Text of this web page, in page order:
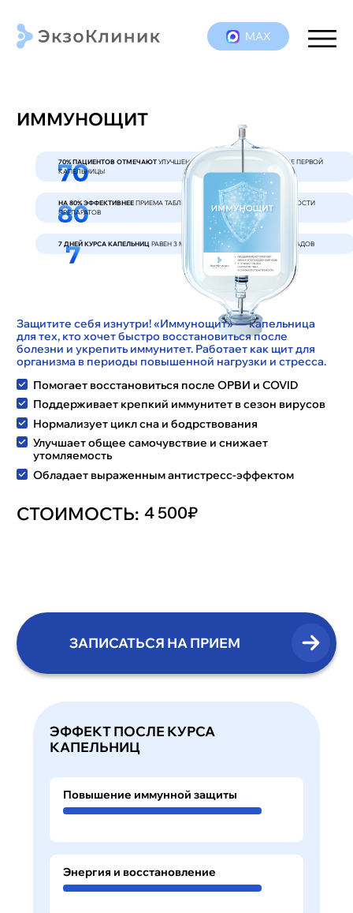
МАХ
ИММУНОЩИТ
Защитите себя изнутри! «Иммунощит» — капельница
для тех, кто хочет быстро восстановиться после
болезни и укрепить иммунитет. Работает как щит для
организма в периоды повышенной нагрузки и стресса.
Помогает восстановиться после ОРВИ и COVID
Поддерживает крепкий иммунитет в сезон вирусов
Нормализует цикл сна и бодрствования
Улучшает общее самочувствие и снижает
утомляемость
Обладает выраженным антистресс-эффектом
СТОИМОСТЬ: 4 500₽
ЗАПИСАТЬСЯ НА ПРИЕМ
70% ПАЦИЕНТОВ ОТМЕЧАЮТ УЛУЧШЕНИЕ САМОЧУВСТВИЯ УЖЕ ПОСЛЕ ПЕРВОЙ
КАПЕЛЬНИЦЫ
НА 80% ЭФФЕКТИВНЕЕ ПРИЕМА ТАБЛЕТОК ЗА СЧЕТ ВЫСОКОЙ УСВОЯЕМОСТИ
ПРЕПАРАТОВ
7 ДНЕЙ КУРСА КАПЕЛЬНИЦ РАВЕН 3 МЕСЯЦАМ ПРИЕМА ВИТАМИНОВ И БАДОВ
ЭФФЕКТ ПОСЛЕ КУРСА
КАПЕЛЬНИЦ
Повышение иммунной защиты
Энергия и восстановление